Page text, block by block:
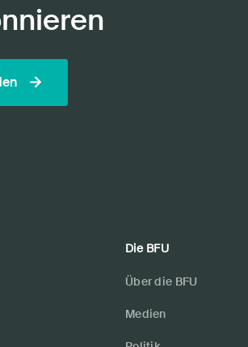
Die BFU
Über die BFU
Medien